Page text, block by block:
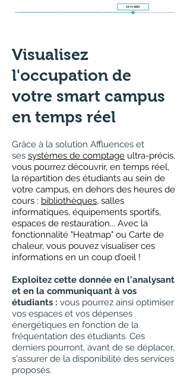
Visualisez
l'occupation de
votre smart campus
en temps réel
Grâce à la solution Affluences et
ses systèmes de comptage ultra-précis,
vous pourrez découvrir, en temps réel,
la répartition des étudiants au sein de
votre campus, en dehors des heures de
cours : bibliothèques, salles
informatiques, équipements sportifs,
espaces de restauration... Avec la
fonctionnalité "Heatmap" ou Carte de
chaleur, vous pouvez visualiser ces
informations en un coup d'oeil !
Exploitez cette donnée en l'analysant
et en la communiquant à vos
étudiants : vous pourrez ainsi optimiser
vos espaces et vos dépenses
énergétiques en fonction de la
fréquentation des étudiants. Ces
derniers pourront, avant de se déplacer,
s'assurer de la disponibilité des services
proposés.